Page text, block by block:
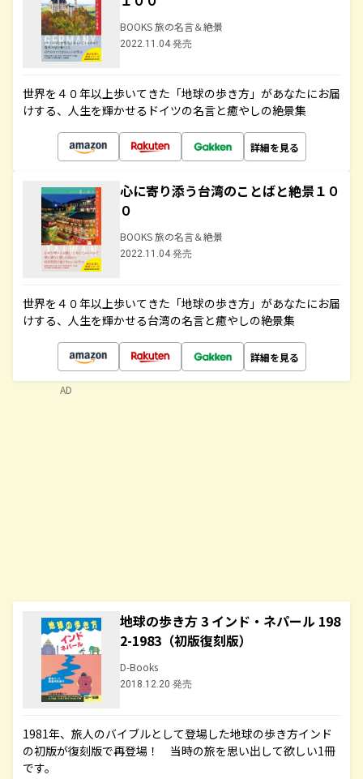
BOOKS 旅の名言＆絶景
2022.11.04 発売
世界を４０年以上歩いてきた「地球の歩き方」があなたにお届
けする、人生を輝かせるドイツの名言と癒やしの絶景集
詳細を見る
心に寄り添う台湾のことばと絶景１０
０
BOOKS 旅の名言＆絶景
2022.11.04 発売
世界を４０年以上歩いてきた「地球の歩き方」があなたにお届
けする、人生を輝かせる台湾の名言と癒やしの絶景集
詳細を見る
地球の歩き方 3 インド・ネパール 198
2-1983（初版復刻版）
D-Books
2018.12.20 発売
1981年、旅人のバイブルとして登場した地球の歩き方インド
の初版が復刻版で再登場！ 当時の旅を思い出して欲しい1冊
です。
AD